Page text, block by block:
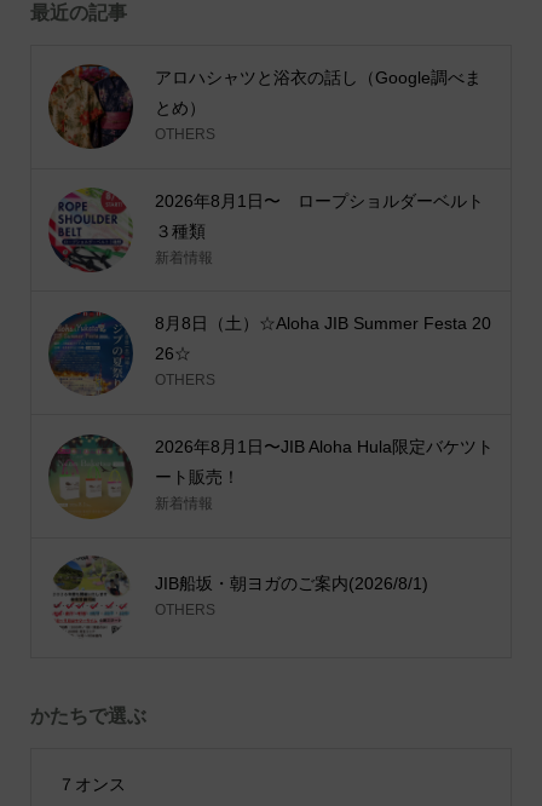
最近の記事
アロハシャツと浴衣の話し（Google調べま
とめ）
OTHERS
2026年8月1日〜 ロープショルダーベルト
３種類
新着情報
8月8日（土）☆Aloha JIB Summer Festa 20
26☆
OTHERS
2026年8月1日〜JIB Aloha Hula限定バケツト
ート販売！
新着情報
JIB船坂・朝ヨガのご案内(2026/8/1)
OTHERS
かたちで選ぶ
７オンス